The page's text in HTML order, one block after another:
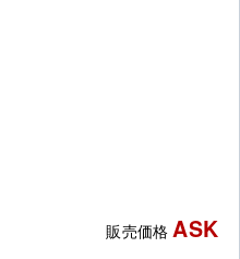
販売価格 ASK